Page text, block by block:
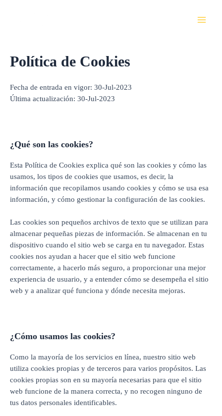
Política de Cookies
Fecha de entrada en vigor: 30-Jul-2023
Última actualización: 30-Jul-2023
¿Qué son las cookies?
Esta Política de Cookies explica qué son las cookies y cómo las
usamos, los tipos de cookies que usamos, es decir, la
información que recopilamos usando cookies y cómo se usa esa
información, y cómo gestionar la configuración de las cookies.
Las cookies son pequeños archivos de texto que se utilizan para
almacenar pequeñas piezas de información. Se almacenan en tu
dispositivo cuando el sitio web se carga en tu navegador. Estas
cookies nos ayudan a hacer que el sitio web funcione
correctamente, a hacerlo más seguro, a proporcionar una mejor
experiencia de usuario, y a entender cómo se desempeña el sitio
web y a analizar qué funciona y dónde necesita mejoras.
¿Cómo usamos las cookies?
Como la mayoría de los servicios en línea, nuestro sitio web
utiliza cookies propias y de terceros para varios propósitos. Las
cookies propias son en su mayoría necesarias para que el sitio
web funcione de la manera correcta, y no recogen ninguno de
tus datos personales identificables.